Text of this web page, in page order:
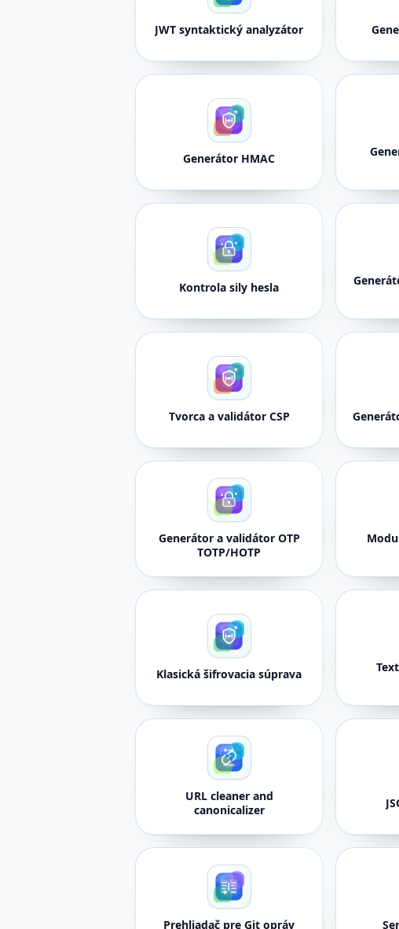
JWT syntaktický analyzátor
Generátor HMAC
Kontrola sily hesla
Tvorca a validátor CSP
Generátor a validátor OTP
TOTP/HOTP
Klasická šifrovacia súprava
URL cleaner and
canonicalizer
Prehliadač pre Git opráv